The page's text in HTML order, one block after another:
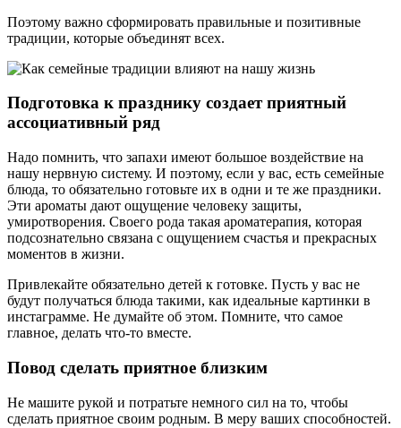
Поэтому важно сформировать правильные и позитивные
традиции, которые объединят всех.
Подготовка к празднику создает приятный
ассоциативный ряд
Надо помнить, что запахи имеют большое воздействие на
нашу нервную систему. И поэтому, если у вас, есть семейные
блюда, то обязательно готовьте их в одни и те же праздники.
Эти ароматы дают ощущение человеку защиты,
умиротворения. Своего рода такая ароматерапия, которая
подсознательно связана с ощущением счастья и прекрасных
моментов в жизни.
Привлекайте обязательно детей к готовке. Пусть у вас не
будут получаться блюда такими, как идеальные картинки в
инстаграмме. Не думайте об этом. Помните, что самое
главное, делать что-то вместе.
Повод сделать приятное близким
Не машите рукой и потратьте немного сил на то, чтобы
сделать приятное своим родным. В меру ваших способностей.